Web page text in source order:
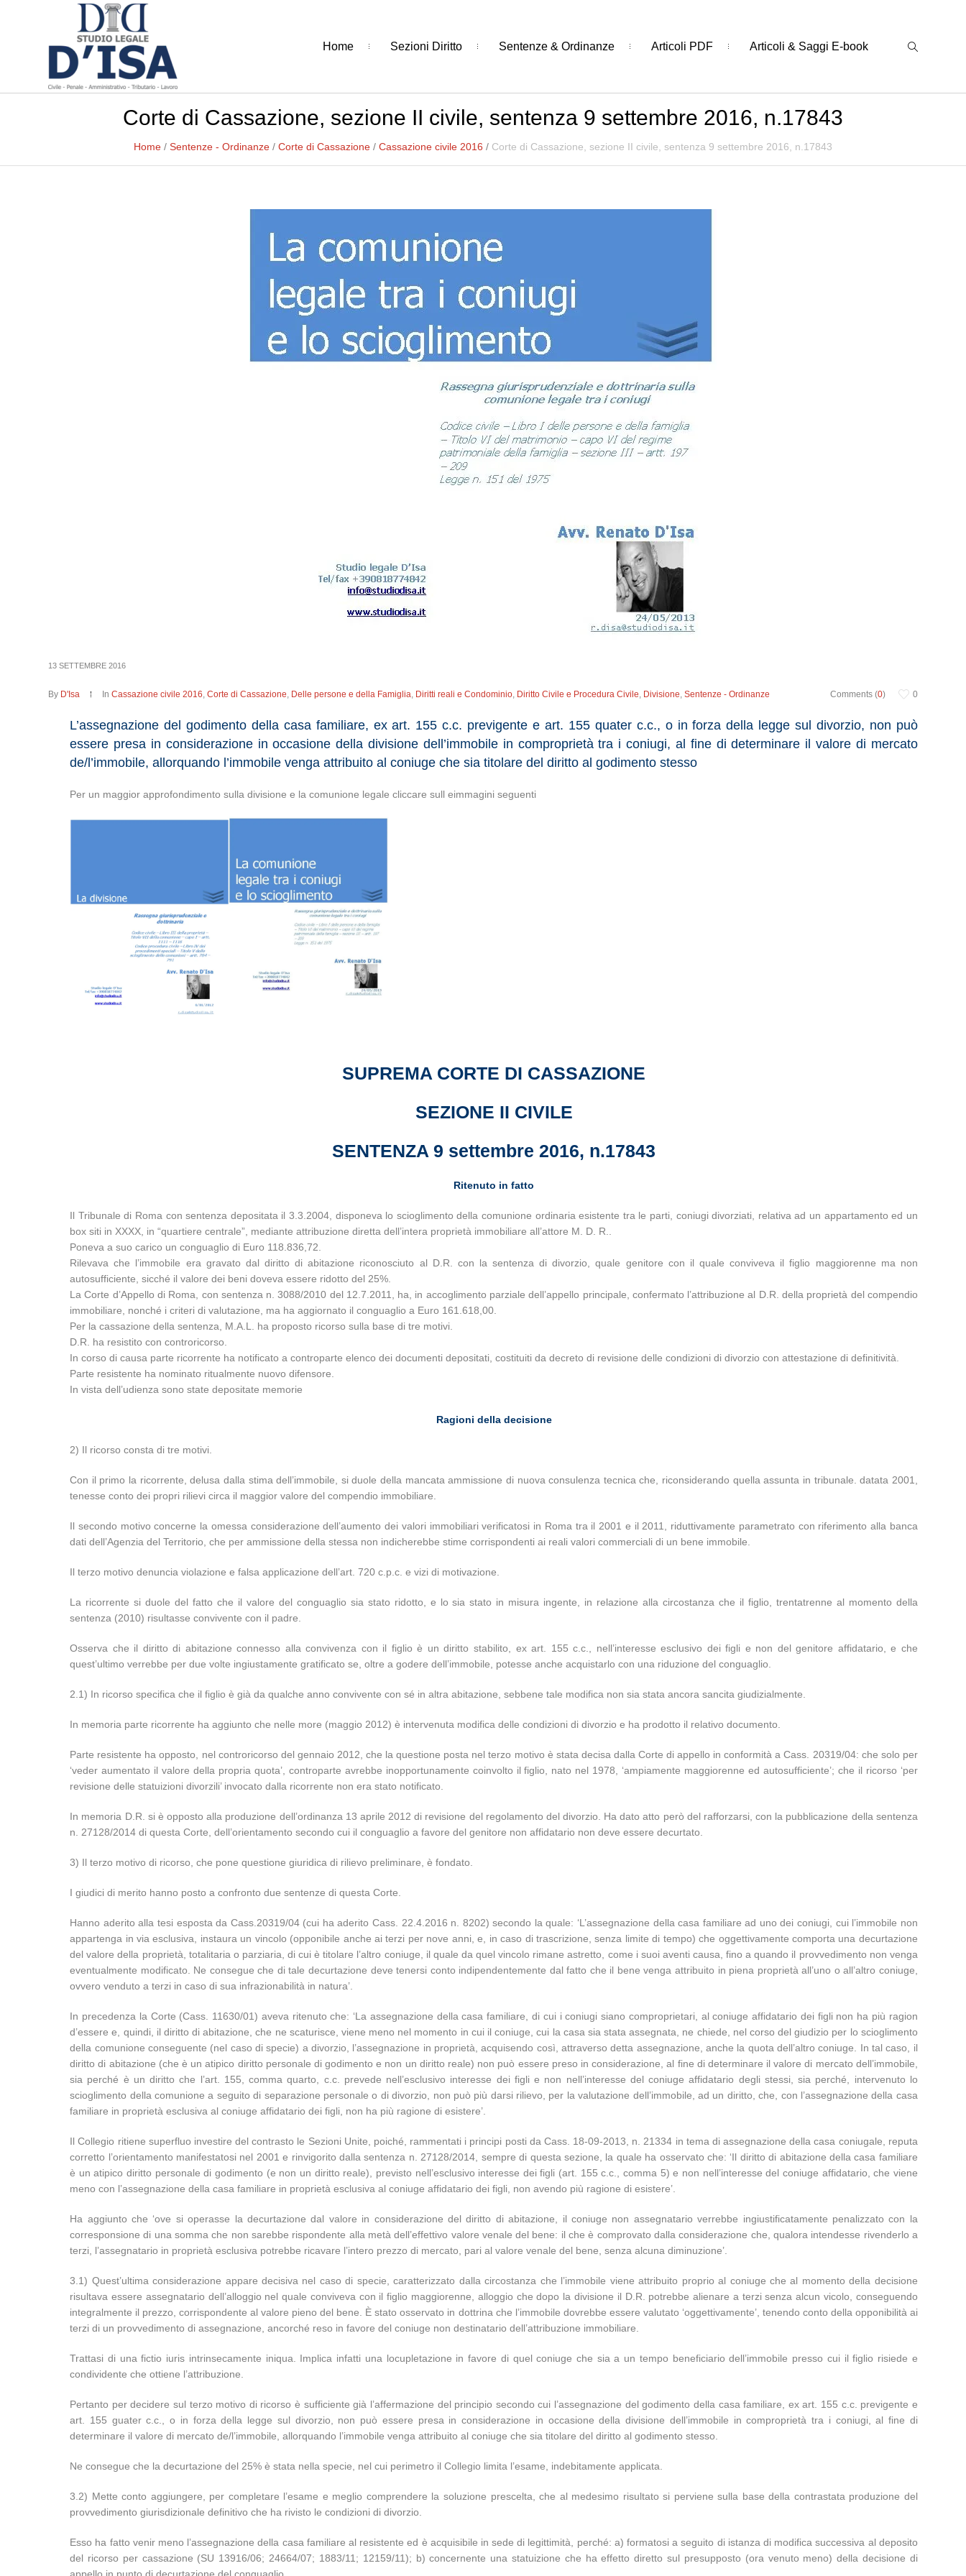
Home Sezioni Diritto Sentenze & Ordinanze Articoli PDF Articoli & Saggi E-book
Corte di Cassazione, sezione II civile, sentenza 9 settembre 2016, n.17843
Home / Sentenze - Ordinanze / Corte di Cassazione / Cassazione civile 2016 / Corte di Cassazione, sezione II civile, sentenza 9 settembre 2016, n.17843
13 SETTEMBRE 2016
Comments (0) 0
By D'Isa InCassazione civile 2016,Corte di Cassazione, Delle persone e della Famiglia, Diritti reali e Condominio, Diritto Civile e Procedura Civile, Divisione,Sentenze - Ordinanze
L’assegnazione del godimento della casa familiare, ex art. 155 c.c. previgente e art. 155 quater c.c., o in forza della legge sul divorzio, non può
essere presa in considerazione in occasione della divisione dell’immobile in comproprietà tra i coniugi, al fine di determinare il valore di mercato
de/l’immobile, allorquando l’immobile venga attribuito al coniuge che sia titolare del diritto al godimento stesso
Per un maggior approfondimento sulla divisione e la comunione legale cliccare sull eimmagini seguenti
SUPREMA CORTE DI CASSAZIONE
SEZIONE II CIVILE
SENTENZA 9 settembre 2016, n.17843
Ritenuto in fatto
Il Tribunale di Roma con sentenza depositata il 3.3.2004, disponeva lo scioglimento della comunione ordinaria esistente tra le parti, coniugi divorziati, relativa ad un appartamento ed un
box siti in XXXX, in “quartiere centrale”, mediante attribuzione diretta dell’intera proprietà immobiliare all’attore M. D. R..
Poneva a suo carico un conguaglio di Euro 118.836,72.
Rilevava che l’immobile era gravato dal diritto di abitazione riconosciuto al D.R. con la sentenza di divorzio, quale genitore con il quale conviveva il figlio maggiorenne ma non
autosufficiente, sicché il valore dei beni doveva essere ridotto del 25%.
La Corte d’Appello di Roma, con sentenza n. 3088/2010 del 12.7.2011, ha, in accoglimento parziale dell’appello principale, confermato l’attribuzione al D.R. della proprietà del compendio
immobiliare, nonché i criteri di valutazione, ma ha aggiornato il conguaglio a Euro 161.618,00.
Per la cassazione della sentenza, M.A.L. ha proposto ricorso sulla base di tre motivi.
D.R. ha resistito con controricorso.
In corso di causa parte ricorrente ha notificato a controparte elenco dei documenti depositati, costituiti da decreto di revisione delle condizioni di divorzio con attestazione di definitività.
Parte resistente ha nominato ritualmente nuovo difensore.
In vista dell’udienza sono state depositate memorie
Ragioni della decisione
2) Il ricorso consta di tre motivi.
Con il primo la ricorrente, delusa dalla stima dell’immobile, si duole della mancata ammissione di nuova consulenza tecnica che, riconsiderando quella assunta in tribunale. datata 2001,
tenesse conto dei propri rilievi circa il maggior valore del compendio immobiliare.
Il secondo motivo concerne la omessa considerazione dell’aumento dei valori immobiliari verificatosi in Roma tra il 2001 e il 2011, riduttivamente parametrato con riferimento alla banca
dati dell’Agenzia del Territorio, che per ammissione della stessa non indicherebbe stime corrispondenti ai reali valori commerciali di un bene immobile.
Il terzo motivo denuncia violazione e falsa applicazione dell’art. 720 c.p.c. e vizi di motivazione.
La ricorrente si duole del fatto che il valore del conguaglio sia stato ridotto, e lo sia stato in misura ingente, in relazione alla circostanza che il figlio, trentatrenne al momento della
sentenza (2010) risultasse convivente con il padre.
Osserva che il diritto di abitazione connesso alla convivenza con il figlio è un diritto stabilito, ex art. 155 c.c., nell’interesse esclusivo dei figli e non del genitore affidatario, e che
quest’ultimo verrebbe per due volte ingiustamente gratificato se, oltre a godere dell’immobile, potesse anche acquistarlo con una riduzione del conguaglio.
2.1) In ricorso specifica che il figlio è già da qualche anno convivente con sé in altra abitazione, sebbene tale modifica non sia stata ancora sancita giudizialmente.
In memoria parte ricorrente ha aggiunto che nelle more (maggio 2012) è intervenuta modifica delle condizioni di divorzio e ha prodotto il relativo documento.
Parte resistente ha opposto, nel controricorso del gennaio 2012, che la questione posta nel terzo motivo è stata decisa dalla Corte di appello in conformità a Cass. 20319/04: che solo per
‘veder aumentato il valore della propria quota’, controparte avrebbe inopportunamente coinvolto il figlio, nato nel 1978, ‘ampiamente maggiorenne ed autosufficiente’; che il ricorso ‘per
revisione delle statuizioni divorzili’ invocato dalla ricorrente non era stato notificato.
In memoria D.R. si è opposto alla produzione dell’ordinanza 13 aprile 2012 di revisione del regolamento del divorzio. Ha dato atto però del rafforzarsi, con la pubblicazione della sentenza
n. 27128/2014 di questa Corte, dell’orientamento secondo cui il conguaglio a favore del genitore non affidatario non deve essere decurtato.
3) Il terzo motivo di ricorso, che pone questione giuridica di rilievo preliminare, è fondato.
I giudici di merito hanno posto a confronto due sentenze di questa Corte.
Hanno aderito alla tesi esposta da Cass.20319/04 (cui ha aderito Cass. 22.4.2016 n. 8202) secondo la quale: ‘L’assegnazione della casa familiare ad uno dei coniugi, cui l’immobile non
appartenga in via esclusiva, instaura un vincolo (opponibile anche ai terzi per nove anni, e, in caso di trascrizione, senza limite di tempo) che oggettivamente comporta una decurtazione
del valore della proprietà, totalitaria o parziaria, di cui è titolare l’altro coniuge, il quale da quel vincolo rimane astretto, come i suoi aventi causa, fino a quando il provvedimento non venga
eventualmente modificato. Ne consegue che di tale decurtazione deve tenersi conto indipendentemente dal fatto che il bene venga attribuito in piena proprietà all’uno o all’altro coniuge,
ovvero venduto a terzi in caso di sua infrazionabilità in natura’.
In precedenza la Corte (Cass. 11630/01) aveva ritenuto che: ‘La assegnazione della casa familiare, di cui i coniugi siano comproprietari, al coniuge affidatario dei figli non ha più ragion
d’essere e, quindi, il diritto di abitazione, che ne scaturisce, viene meno nel momento in cui il coniuge, cui la casa sia stata assegnata, ne chiede, nel corso del giudizio per lo scioglimento
della comunione conseguente (nel caso di specie) a divorzio, l’assegnazione in proprietà, acquisendo così, attraverso detta assegnazione, anche la quota dell’altro coniuge. In tal caso, il
diritto di abitazione (che è un atipico diritto personale di godimento e non un diritto reale) non può essere preso in considerazione, al fine di determinare il valore di mercato dell’immobile,
sia perché è un diritto che l’art. 155, comma quarto, c.c. prevede nell’esclusivo interesse dei figli e non nell’interesse del coniuge affidatario degli stessi, sia perché, intervenuto lo
scioglimento della comunione a seguito di separazione personale o di divorzio, non può più darsi rilievo, per la valutazione dell’immobile, ad un diritto, che, con l’assegnazione della casa
familiare in proprietà esclusiva al coniuge affidatario dei figli, non ha più ragione di esistere’.
Il Collegio ritiene superfluo investire del contrasto le Sezioni Unite, poiché, rammentati i principi posti da Cass. 18-09-2013, n. 21334 in tema di assegnazione della casa coniugale, reputa
corretto l’orientamento manifestatosi nel 2001 e rinvigorito dalla sentenza n. 27128/2014, sempre di questa sezione, la quale ha osservato che: ‘Il diritto di abitazione della casa familiare
è un atipico diritto personale di godimento (e non un diritto reale), previsto nell’esclusivo interesse dei figli (art. 155 c.c., comma 5) e non nell’interesse del coniuge affidatario, che viene
meno con l’assegnazione della casa familiare in proprietà esclusiva al coniuge affidatario dei figli, non avendo più ragione di esistere’.
Ha aggiunto che ‘ove si operasse la decurtazione dal valore in considerazione del diritto di abitazione, il coniuge non assegnatario verrebbe ingiustificatamente penalizzato con la
corresponsione di una somma che non sarebbe rispondente alla metà dell’effettivo valore venale del bene: il che è comprovato dalla considerazione che, qualora intendesse rivenderlo a
terzi, l’assegnatario in proprietà esclusiva potrebbe ricavare l’intero prezzo di mercato, pari al valore venale del bene, senza alcuna diminuzione’.
3.1) Quest’ultima considerazione appare decisiva nel caso di specie, caratterizzato dalla circostanza che l’immobile viene attribuito proprio al coniuge che al momento della decisione
risultava essere assegnatario dell’alloggio nel quale conviveva con il figlio maggiorenne, alloggio che dopo la divisione il D.R. potrebbe alienare a terzi senza alcun vicolo, conseguendo
integralmente il prezzo, corrispondente al valore pieno del bene. È stato osservato in dottrina che l’immobile dovrebbe essere valutato ‘oggettivamente’, tenendo conto della opponibilità ai
terzi di un provvedimento di assegnazione, ancorché reso in favore del coniuge non destinatario dell’attribuzione immobiliare.
Trattasi di una fictio iuris intrinsecamente iniqua. Implica infatti una locupletazione in favore di quel coniuge che sia a un tempo beneficiario dell’immobile presso cui il figlio risiede e
condividente che ottiene l’attribuzione.
Pertanto per decidere sul terzo motivo di ricorso è sufficiente già l’affermazione del principio secondo cui l’assegnazione del godimento della casa familiare, ex art. 155 c.c. previgente e
art. 155 guater c.c., o in forza della legge sul divorzio, non può essere presa in considerazione in occasione della divisione dell’immobile in comproprietà tra i coniugi, al fine di
determinare il valore di mercato de/l’immobile, allorquando l’immobile venga attribuito al coniuge che sia titolare del diritto al godimento stesso.
Ne consegue che la decurtazione del 25% è stata nella specie, nel cui perimetro il Collegio limita l’esame, indebitamente applicata.
3.2) Mette conto aggiungere, per completare l’esame e meglio comprendere la soluzione prescelta, che al medesimo risultato si perviene sulla base della contrastata produzione del
provvedimento giurisdizionale definitivo che ha rivisto le condizioni di divorzio.
Esso ha fatto venir meno l’assegnazione della casa familiare al resistente ed è acquisibile in sede di legittimità, perché: a) formatosi a seguito di istanza di modifica successiva al deposito
del ricorso per cassazione (SU 13916/06; 24664/07; 1883/11; 12159/11); b) concernente una statuizione che ha effetto diretto sul presupposto (ora venuto meno) della decisione di
appello in punto di decurtazione del conguaglio.